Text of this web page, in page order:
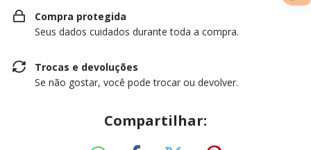
Compra protegida
Seus dados cuidados durante toda a compra.
Trocas e devoluções
Se não gostar, você pode trocar ou devolver.
Compartilhar: